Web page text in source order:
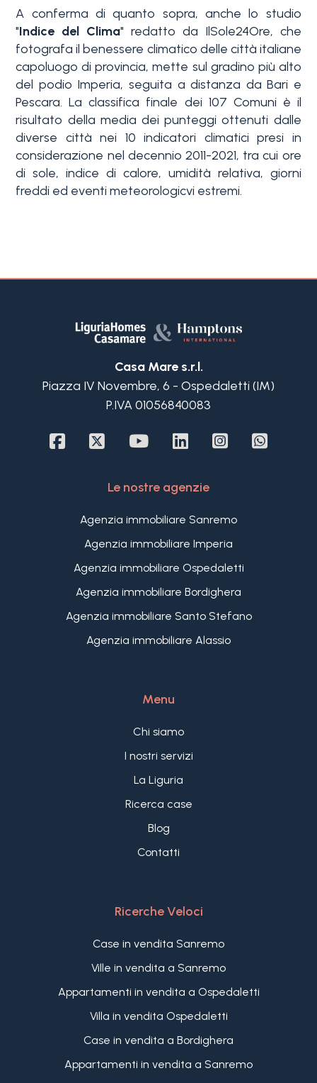
A conferma di quanto sopra, anche lo studio
"Indice del Clima" redatto da IlSole24Ore, che
fotografa il benessere climatico delle città italiane
capoluogo di provincia, mette sul gradino più alto
del podio Imperia, seguita a distanza da Bari e
Pescara. La classifica finale dei 107 Comuni è il
risultato della media dei punteggi ottenuti dalle
diverse città nei 10 indicatori climatici presi in
considerazione nel decennio 2011-2021, tra cui ore
di sole, indice di calore, umidità relativa, giorni
freddi ed eventi meteorologicvi estremi.
Casa Mare s.r.l.
Piazza IV Novembre, 6 - Ospedaletti (IM)
P.IVA 01056840083
Le nostre agenzie
Agenzia immobiliare Sanremo
Agenzia immobiliare Imperia
Agenzia immobiliare Ospedaletti
Agenzia immobiliare Bordighera
Agenzia immobiliare Santo Stefano
Agenzia immobiliare Alassio
Menu
Chi siamo
I nostri servizi
La Liguria
Ricerca case
Blog
Contatti
Ricerche Veloci
Case in vendita Sanremo
Ville in vendita a Sanremo
Appartamenti in vendita a Ospedaletti
Villa in vendita Ospedaletti
Case in vendita a Bordighera
Appartamenti in vendita a Sanremo
Vista mare